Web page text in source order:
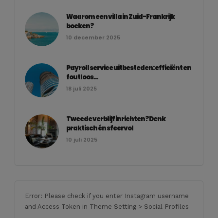
Waarom een villa in Zuid-Frankrijk
boeken?
10 december 2025
Payroll service uitbesteden: efficiënt en
foutloos...
18 juli 2025
Tweede verblijf inrichten? Denk
praktisch én sfeervol
10 juli 2025
Error: Please check if you enter Instagram username
and Access Token in Theme Setting > Social Profiles